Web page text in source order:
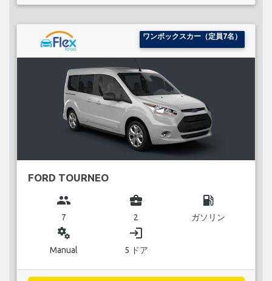
ワンボックスカー（定員7名）
FORD TOURNEO
group
7
business_center
2
local_gas_station
ガソリン
miscellaneous_services
Manual
login
5 ドア